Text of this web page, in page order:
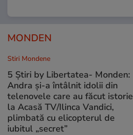
MONDEN
Stiri Mondene
5 Știri by Libertatea- Monden:
Andra și-a întâlnit idolii din
telenovele care au făcut istorie
la Acasă TV/Ilinca Vandici,
plimbată cu elicopterul de
iubitul „secret”